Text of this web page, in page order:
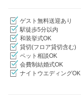
ゲスト無料送迎あり
駅徒歩5分以内
和装挙式OK
貸切(フロア貸切含む)
ペット相談OK
会費制結婚式OK
ナイトウエディングOK